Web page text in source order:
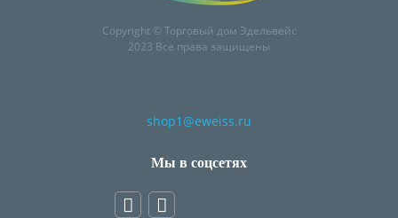
Copyright © Торговый дом Эдельвейс
2023 Все права защищены
shop1@eweiss.ru
Мы в соцсетях